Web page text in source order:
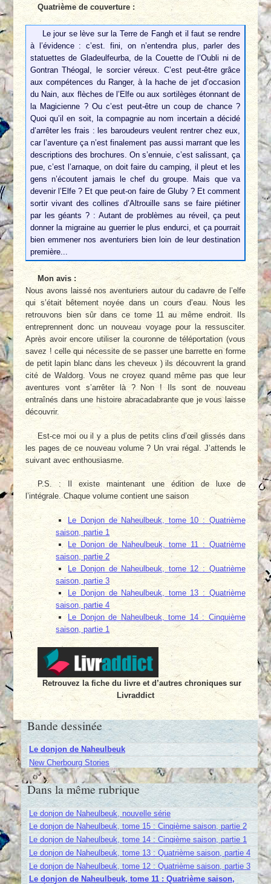
Quatrième de couverture :
Le jour se lève sur la Terre de Fangh et il faut se rendre
à l’évidence : c’est. fini, on n’entendra plus, parler des
statuettes de Gladeulfeurba, de la Couette de l’Oubli ni de
Gontran Théogal, le sorcier véreux. C’est peut-être grâce
aux compétences du Ranger, à la hache de jet d’occasion
du Nain, aux flèches de l’Elfe ou aux sortilèges étonnant de
la Magicienne ? Ou c’est peut-être un coup de chance ?
Quoi qu’il en soit, la compagnie au nom incertain a décidé
d’arrêter les frais : les baroudeurs veulent rentrer chez eux,
car l’aventure ça n’est finalement pas aussi marrant que les
descriptions des brochures. On s’ennuie, c’est salissant, ça
pue, c’est l’arnaque, on doit faire du camping, il pleut et les
gens n’écoutent jamais le chef du groupe. Mais que va
devenir l’Elfe ? Et que peut-on faire de Gluby ? Et comment
sortir vivant des collines d’Altrouille sans se faire piétiner
par les géants ? : Autant de problèmes au réveil, ça peut
donner la migraine au guerrier le plus endurci, et ça pourrait
bien emmener nos aventuriers bien loin de leur destination
première...
Mon avis :
Nous avons laissé nos aventuriers autour du cadavre de l’elfe
qui s’était bêtement noyée dans un cours d’eau. Nous les
retrouvons bien sûr dans ce tome 11 au même endroit. Ils
entreprennent donc un nouveau voyage pour la ressusciter.
Après avoir encore utiliser la couronne de téléportation (vous
savez ! celle qui nécessite de se passer une barrette en forme
de petit lapin blanc dans les cheveux ) ils découvrent la grand
cité de Waldorg. Vous ne croyez quand même pas que leur
aventures vont s’arrêter là ? Non ! Ils sont de nouveau
entraînés dans une histoire abracadabrante que je vous laisse
découvrir.
Est-ce moi ou il y a plus de petits clins d’œil glissés dans
les pages de ce nouveau volume ? Un vrai régal. J’attends le
suivant avec enthousiasme.
P.S. : Il existe maintenant une édition de luxe de
l’intégrale. Chaque volume contient une saison
Le Donjon de Naheulbeuk, tome 10 : Quatrième
saison, partie 1
Le Donjon de Naheulbeuk, tome 11 : Quatrième
saison, partie 2
Le Donjon de Naheulbeuk, tome 12 : Quatrième
saison, partie 3
Le Donjon de Naheulbeuk, tome 13 : Quatrième
saison, partie 4
Le Donjon de Naheulbeuk, tome 14 : Cinquième
saison, partie 1
Retrouvez la fiche du livre et d’autres chroniques sur
Livraddict
Bande dessinée
Le donjon de Naheulbeuk
New Cherbourg Stories
Dans la même rubrique
Le donjon de Naheulbeuk, nouvelle série
Le donjon de Naheulbeuk, tome 15 : Cinqième saison, partie 2
Le donjon de Naheulbeuk, tome 14 : Cinqième saison, partie 1
Le donjon de Naheulbeuk, tome 13 : Quatrième saison, partie 4
Le donjon de Naheulbeuk, tome 12 : Quatrième saison, partie 3
Le donjon de Naheulbeuk, tome 11 : Quatrième saison,